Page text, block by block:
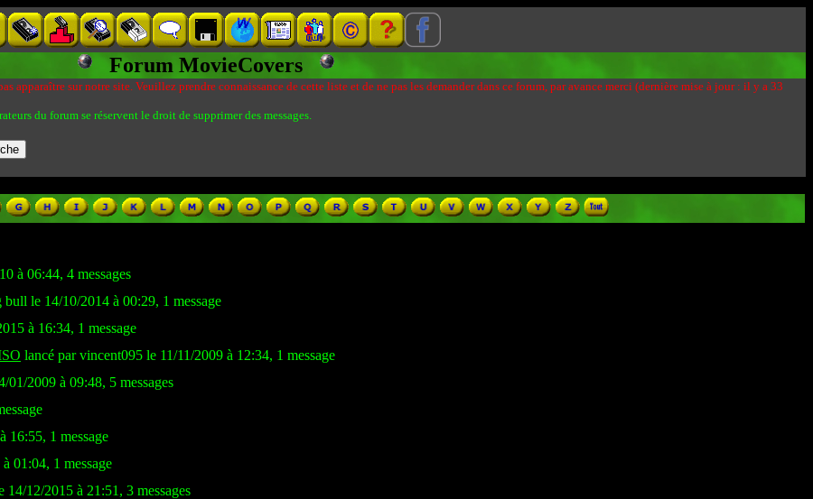
Forum MovieCovers
apparaître sur notre site. Veuillez prendre connaissance de cette liste et de ne pas les demander dans ce forum, par avance merci (dernière mise à jour : il y a 33
du forum se réservent le droit de supprimer des messages.
à 06:44, 4 messages
bull le 14/10/2014 à 00:29, 1 message
à 16:34, 1 message
lancé par vincent095 le 11/11/2009 à 12:34, 1 message
01/2009 à 09:48, 5 messages
16:55, 1 message
01:04, 1 message
14/12/2015 à 21:51, 3 messages